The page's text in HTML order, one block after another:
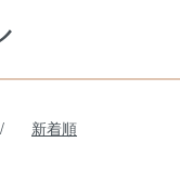
新着順